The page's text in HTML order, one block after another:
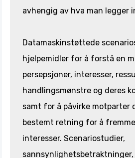
avhengig av hva man legger
Datamaskinstøttede
hjelpemidler for å forstå en
persepsjoner, interesser,
handlingsmønstre og deres
samt for å påvirke motparter
bestemt retning for å
interesser. Scenariostudier,
sannsynlighetsbetraktninger,